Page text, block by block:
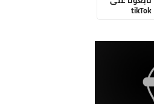
tikTok